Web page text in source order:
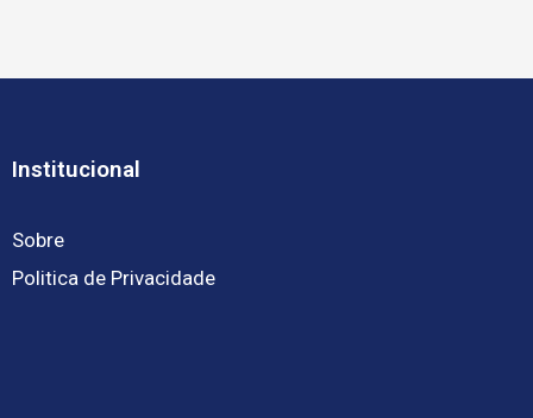
Institucional
Sobre
Politica de Privacidade